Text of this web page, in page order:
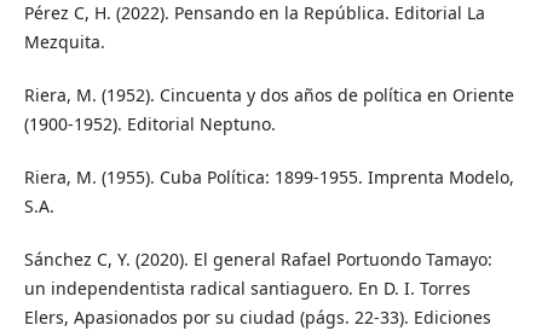
Pérez C, H. (2022). Pensando en la República. Editorial La
Mezquita.
Riera, M. (1952). Cincuenta y dos años de política en Oriente
(1900-1952). Editorial Neptuno.
Riera, M. (1955). Cuba Política: 1899-1955. Imprenta Modelo,
S.A.
Sánchez C, Y. (2020). El general Rafael Portuondo Tamayo:
un independentista radical santiaguero. En D. I. Torres
Elers, Apasionados por su ciudad (págs. 22-33). Ediciones